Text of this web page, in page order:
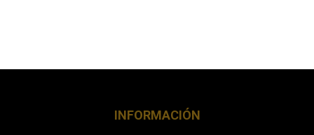
INFORMACIÓN